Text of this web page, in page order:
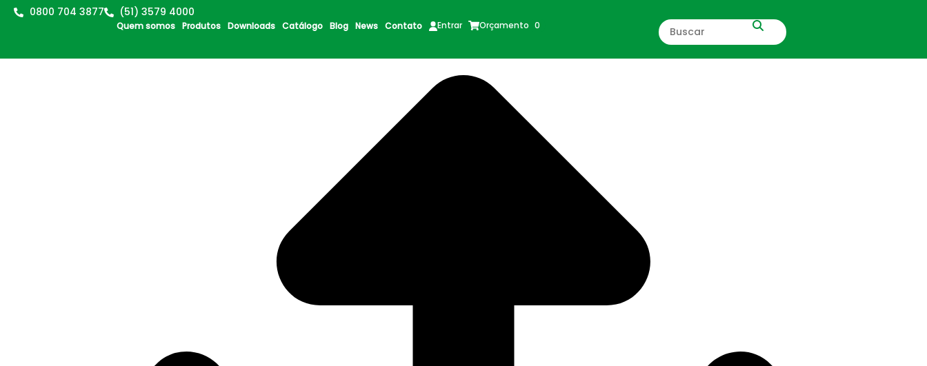
0800 704 3877 (51) 3579 4000
Quem somos Produtos Downloads Catálogo Blog News Contato Entrar Orçamento 0